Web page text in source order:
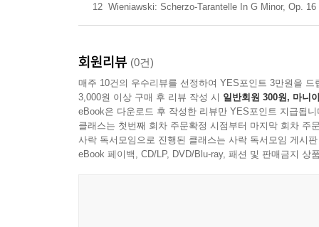
12 Wieniawski: Scherzo-Tarantelle In G Minor, Op. 16
회원리뷰 (0건)
매주 10건의 우수리뷰를 선정하여 YES포인트 3만원을 드
3,000원 이상 구매 후 리뷰 작성 시 일반회원 300원, 마니
eBook은 다운로드 후 작성한 리뷰만 YES포인트 지급됩니
클래스는 첫번째 회차 주문확정 시점부터 마지막 회차 주
사락 독서모임으로 진행된 클래스는 사락 독서모임 게시
eBook 페이백, CD/LP, DVD/Blu-ray, 패션 및 판매금지 상